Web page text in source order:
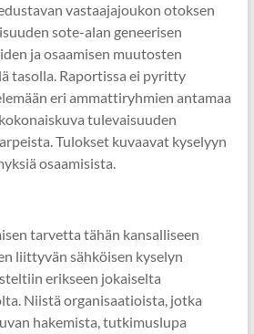
vastaajajoukon otoksen
sote-alan geneerisen
ja osaamisen muutosten
tasolla. Raportissa ei pyritty
eri ammattiryhmien antamaa
tulevaisuuden
Tulokset kuvaavat kyselyyn
osaamisista.
tarvetta tähän kansalliseen
liittyvän sähköisen kyselyn
erikseen jokaiselta
Niistä organisaatioista, jotka
hakemista, tutkimuslupa